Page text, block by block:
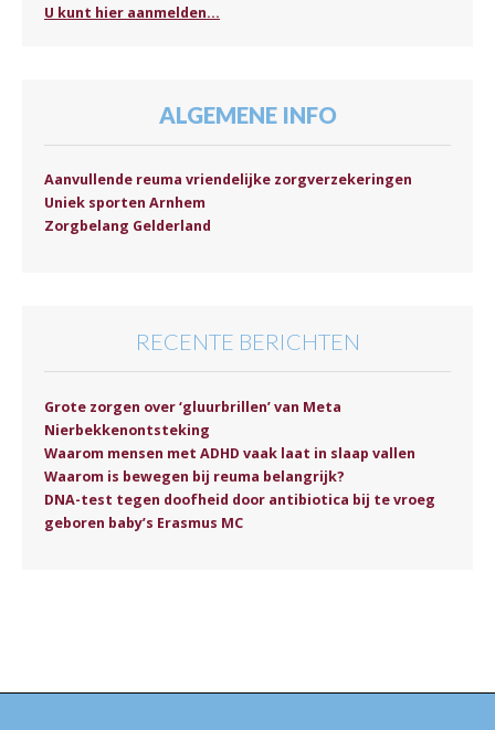
U kunt hier aanmelden...
ALGEMENE INFO
Aanvullende reuma vriendelijke zorgverzekeringen
Uniek sporten Arnhem
Zorgbelang Gelderland
RECENTE BERICHTEN
Grote zorgen over ‘gluurbrillen’ van Meta
Nierbekkenontsteking
Waarom mensen met ADHD vaak laat in slaap vallen
Waarom is bewegen bij reuma belangrijk?
DNA-test tegen doofheid door antibiotica bij te vroeg
geboren baby’s Erasmus MC